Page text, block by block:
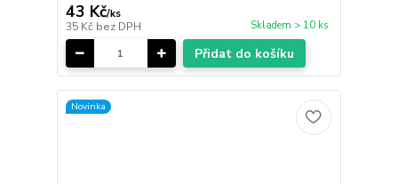
43 Kč/ks
35 Kč bez DPH Skladem > 10 ks
Přidat do košíku
Novinka